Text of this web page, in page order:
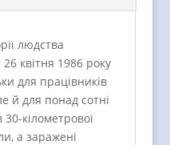
людства
квітня 1986 року
для працівників
й для понад сотні
кілометрової
а заражені